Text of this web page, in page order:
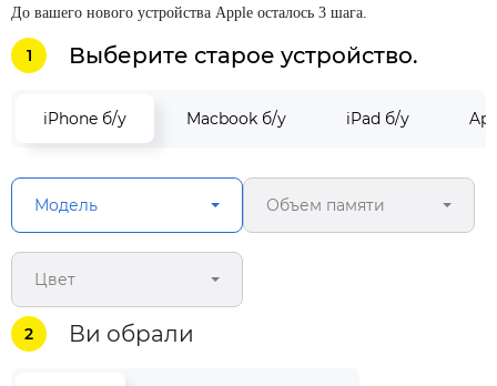
До вашего нового устройства Apple осталось 3 шага.
1 Выберите старое устройство.
iPhone б/у Macbook б/у iPad б/у
Модель Объем памяти
Цвет
2 Ви обрали